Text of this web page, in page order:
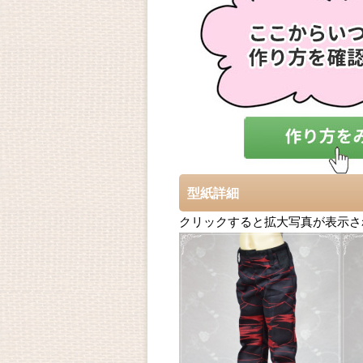
型紙詳細
クリックすると拡大写真が表示